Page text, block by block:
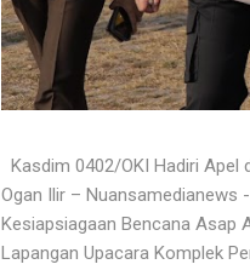
Kasdim 0402/OKI Hadiri Apel
Ogan Ilir – Nuansamedianews
Kesiapsiagaan Bencana Asap
Lapangan Upacara Komplek